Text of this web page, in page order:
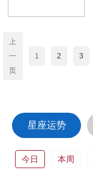
上
一
页
1 2 3
星座运势
今日 本周